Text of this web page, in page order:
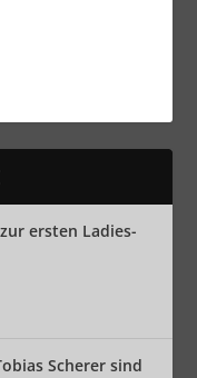
ersten Ladies-
Scherer sind